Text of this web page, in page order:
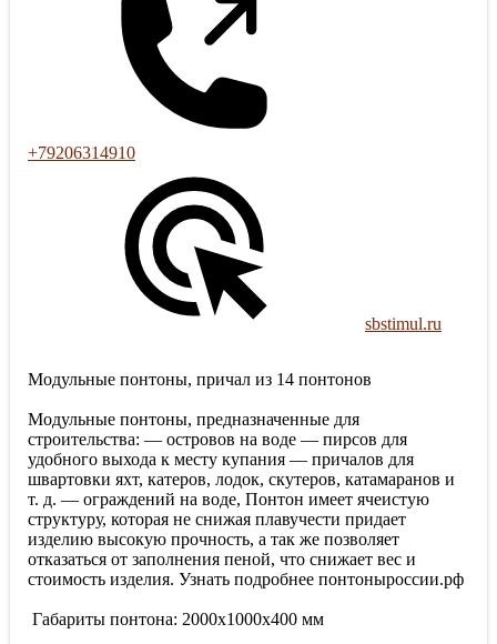
+79206314910
sbstimul.ru
Модульные понтоны, причал из 14 понтонов
Модульные понтоны, предназначенные для
строительства: — островов на воде — пирсов для
удобного выхода к месту купания — причалов для
швартовки яхт, катеров, лодок, скутеров, катамаранов и
т. д. — ограждений на воде, Понтон имеет ячеистую
структуру, которая не снижая плавучести придает
изделию высокую прочность, а так же позволяет
отказаться от заполнения пеной, что снижает вес и
стоимость изделия. Узнать подробнее понтоныроссии.рф
Габариты понтона: 2000х1000х400 мм